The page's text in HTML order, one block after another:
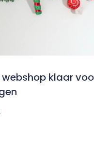
klaar